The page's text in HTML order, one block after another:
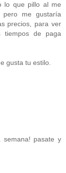
lo que pillo al me
me gustaría
precios, para ver
de paga
gusta tu estilo.
pasate y